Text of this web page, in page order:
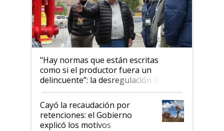
"Hay normas que están escritas
como si el productor fuera un
delincuente”: la desregulación llegó
al Congreso Aapresid y hasta se
habló del financiamiento al IPCVA
Cayó la recaudación por
retenciones: el Gobierno
explicó los motivos